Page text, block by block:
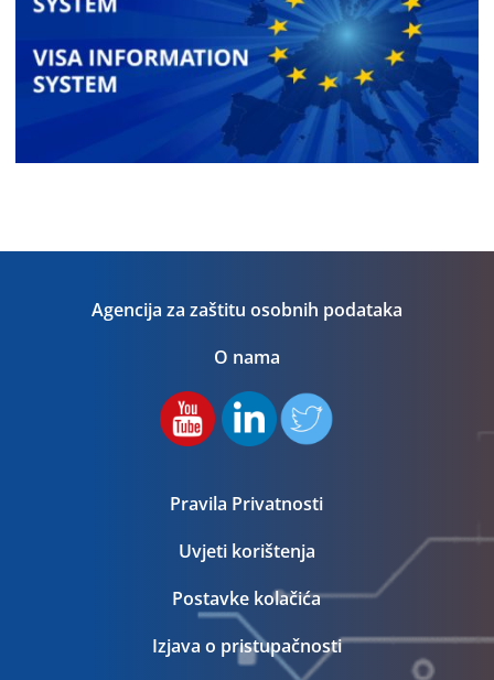
Agencija za zaštitu osobnih podataka
O nama
Pravila Privatnosti
Uvjeti korištenja
Postavke kolačića
Izjava o pristupačnosti